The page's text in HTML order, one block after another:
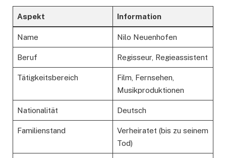
Aspekt Information
Name Nilo Neuenhofen
Beruf Regisseur, Regieassistent
Tätigkeitsbereich
Film, Fernsehen,
Musikproduktionen
Nationalität Deutsch
Familienstand
Verheiratet (bis zu seinem
Tod)